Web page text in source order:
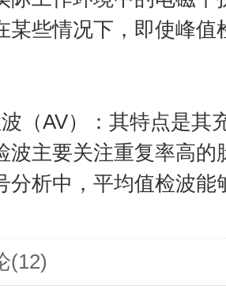
某些情况下，即使峰
（AV）：其特点是其
波主要关注重复率高
分析中，平均值检波
(12)